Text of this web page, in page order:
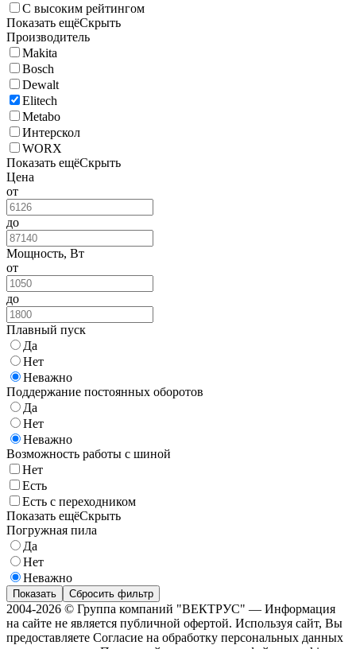
С высоким рейтингом
Показать ещёСкрыть
Производитель
Makita
Bosch
Dewalt
Elitech
Metabo
Интерскол
WORX
Показать ещёСкрыть
Цена
от
до
Мощность, Вт
от
до
Плавный пуск
Да
Нет
Неважно
Поддержание постоянных оборотов
Да
Нет
Неважно
Возможность работы с шиной
Нет
Есть
Есть с переходником
Показать ещёСкрыть
Погружная пила
Да
Нет
Неважно
Показать Сбросить фильтр
2004-2026 © Группа компаний "ВЕКТРУС" — Информация
на сайте не является публичной офертой. Используя сайт, Вы
предоставляете Согласие на обработку персональных данных